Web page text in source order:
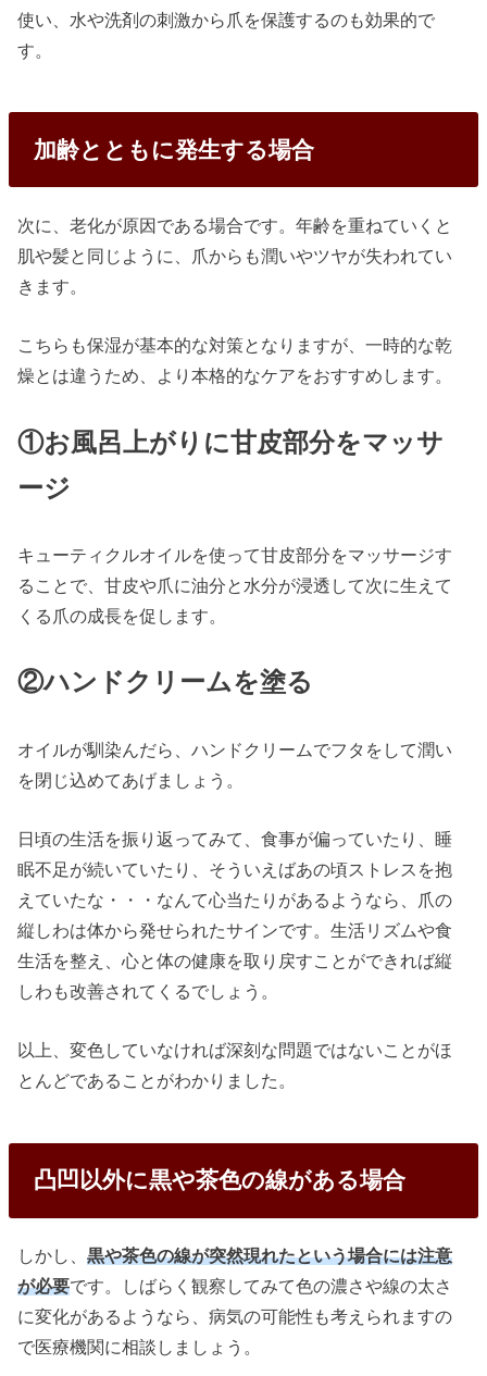
使い、水や洗剤の刺激から爪を保護するのも効果的で
す。
加齢とともに発生する場合
次に、老化が原因である場合です。年齢を重ねていくと
肌や髪と同じように、爪からも潤いやツヤが失われてい
きます。
こちらも保湿が基本的な対策となりますが、一時的な乾
燥とは違うため、より本格的なケアをおすすめします。
①お風呂上がりに甘皮部分をマッサ
ージ
キューティクルオイルを使って甘皮部分をマッサージす
ることで、甘皮や爪に油分と水分が浸透して次に生えて
くる爪の成長を促します。
②ハンドクリームを塗る
オイルが馴染んだら、ハンドクリームでフタをして潤い
を閉じ込めてあげましょう。
日頃の生活を振り返ってみて、食事が偏っていたり、睡
眠不足が続いていたり、そういえばあの頃ストレスを抱
えていたな・・・なんて心当たりがあるようなら、爪の
縦しわは体から発せられたサインです。生活リズムや食
生活を整え、心と体の健康を取り戻すことができれば縦
しわも改善されてくるでしょう。
以上、変色していなければ深刻な問題ではないことがほ
とんどであることがわかりました。
凸凹以外に黒や茶色の線がある場合
しかし、黒や茶色の線が突然現れたという場合には注意
が必要です。しばらく観察してみて色の濃さや線の太さ
に変化があるようなら、病気の可能性も考えられますの
で医療機関に相談しましょう。